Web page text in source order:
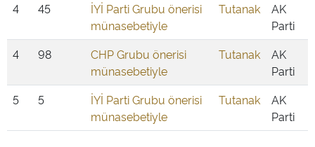
4
45
İYİ Parti Grubu önerisi
münasebetiyle
Tutanak
AK
Parti
4
98
CHP Grubu önerisi
münasebetiyle
Tutanak
AK
Parti
5
5
İYİ Parti Grubu önerisi
münasebetiyle
Tutanak
AK
Parti